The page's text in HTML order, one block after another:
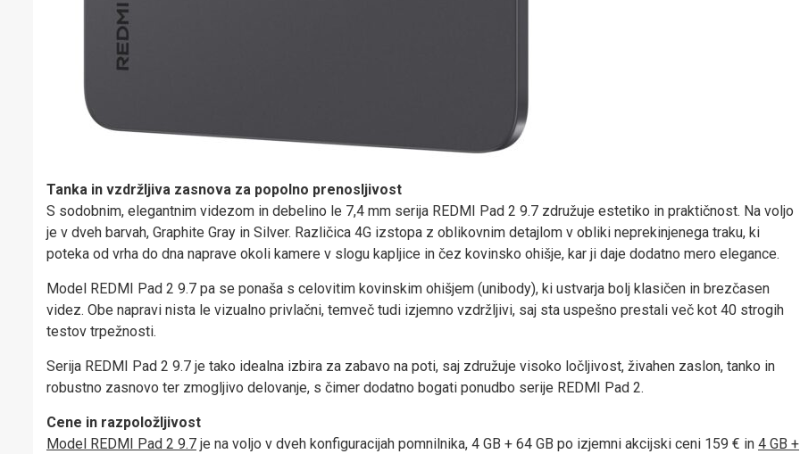
Tanka in vzdržljiva zasnova za popolno prenosljivost
S sodobnim, elegantnim videzom in debelino le 7,4 mm serija REDMI Pad 2 9.7 združuje estetiko in praktičnost. Na voljo
je v dveh barvah, Graphite Gray in Silver. Različica 4G izstopa z oblikovnim detajlom v obliki neprekinjenega traku, ki
poteka od vrha do dna naprave okoli kamere v slogu kapljice in čez kovinsko ohišje, kar ji daje dodatno mero elegance.
Model REDMI Pad 2 9.7 pa se ponaša s celovitim kovinskim ohišjem (unibody), ki ustvarja bolj klasičen in brezčasen
videz. Obe napravi nista le vizualno privlačni, temveč tudi izjemno vzdržljivi, saj sta uspešno prestali več kot 40 strogih
testov trpežnosti.
Serija REDMI Pad 2 9.7 je tako idealna izbira za zabavo na poti, saj združuje visoko ločljivost, živahen zaslon, tanko in
robustno zasnovo ter zmogljivo delovanje, s čimer dodatno bogati ponudbo serije REDMI Pad 2.
Cene in razpoložljivost
Model REDMI Pad 2 9.7 je na voljo v dveh konfiguracijah pomnilnika, 4 GB + 64 GB po izjemni akcijski ceni 159 € in 4 GB +